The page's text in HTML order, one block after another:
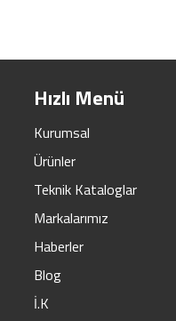
Hızlı Menü
Kurumsal
Ürünler
Teknik Kataloglar
Markalarımız
Haberler
Blog
İ.K